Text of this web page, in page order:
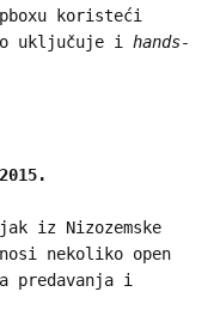
koristeći
uključuje i hands-
iz Nizozemske
nekoliko open
predavanja i